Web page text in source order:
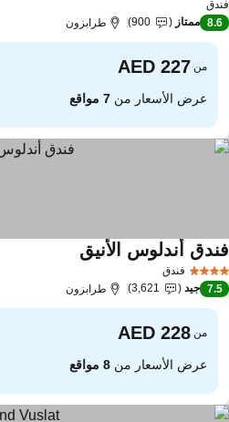
8.6 ممتاز 900 طرابزون
من
عرض الأسعار من7 مواقع
فندق
أندلوس الأنيقمشاهدة الأسعار
7.5 جيد 3,621 طرابزون
من
عرض الأسعار من8 مواقع